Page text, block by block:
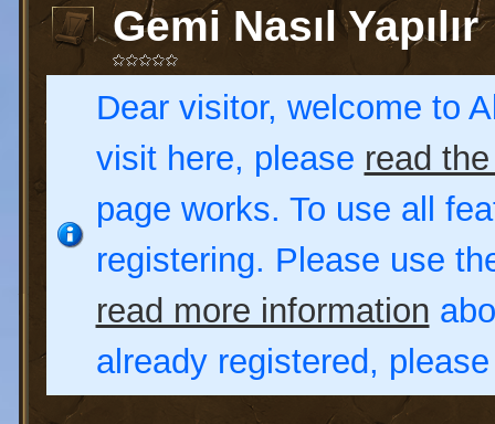
Gemi Nasıl Yapılır
Dear visitor, welcome to
visit here, please read
page works. To use all
registering. Please use
read more information
already registered,